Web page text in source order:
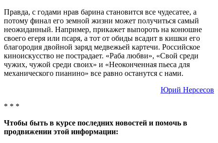
Правда, с годами нрав барина становится все чудесатее, а
потому финал его земной жизни может получиться самый
неожиданный. Например, прикажет выпороть на конюшне
своего егеря или псаря, а тот от обиды всадит в кишки его
благородия двойной заряд медвежьей картечи. Российское
киноискусство не пострадает. «Раба любви», «Свой среди
чужих, чужой среди своих» и «Неоконченная пьеса для
механического пианино» все равно останутся с нами.
Юрий Нерсесов
* * *
Чтобы быть в курсе последних новостей и помочь в
продвижении этой информации: